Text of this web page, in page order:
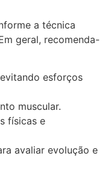
a técnica
geral, recomenda-
esforços
muscular.
físicas e
avaliar evolução e